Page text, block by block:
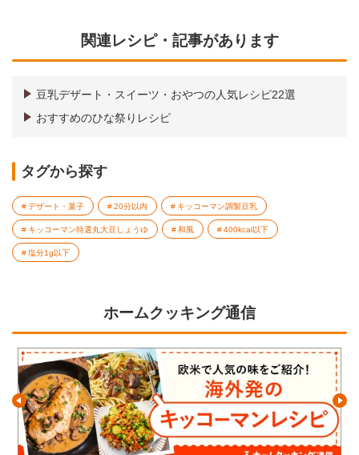
関連レシピ・記事があります
豆乳デザート・スイーツ・おやつの人気レシピ22選
おすすめのひな祭りレシピ
タグから探す
デザート・菓子 20分以内 キッコーマン調製豆乳
キッコーマン特選丸大豆しょうゆ 和風 400kcal以下
塩分1g以下
ホームクッキング通信